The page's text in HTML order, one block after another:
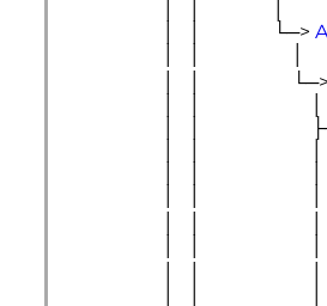
                        │   │               └─>
                        │   │                   └─>
│   │
│   │
│   │
│   │